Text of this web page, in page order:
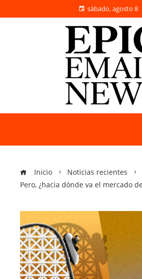
sábado, agosto 8
Inicio
Noticias recientes
Pero, ¿hacia dónde va el mercado